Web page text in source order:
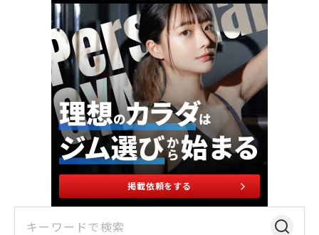
掲載依頼をする